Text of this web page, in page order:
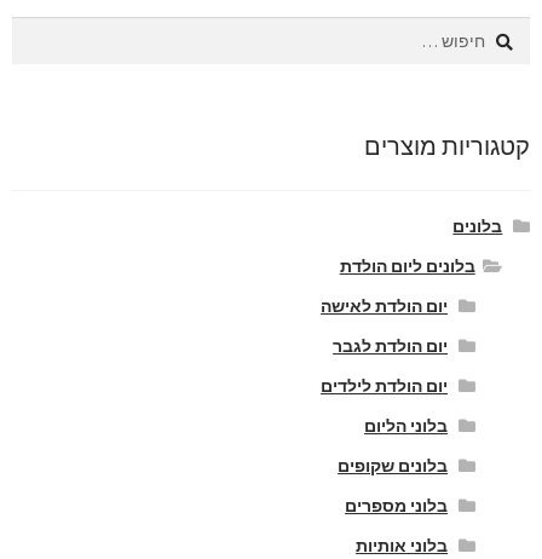
חיפוש:
קטגוריות מוצרים
בלונים
בלונים ליום הולדת
יום הולדת לאישה
יום הולדת לגבר
יום הולדת לילדים
בלוני הליום
בלונים שקופים
בלוני מספרים
בלוני אותיות